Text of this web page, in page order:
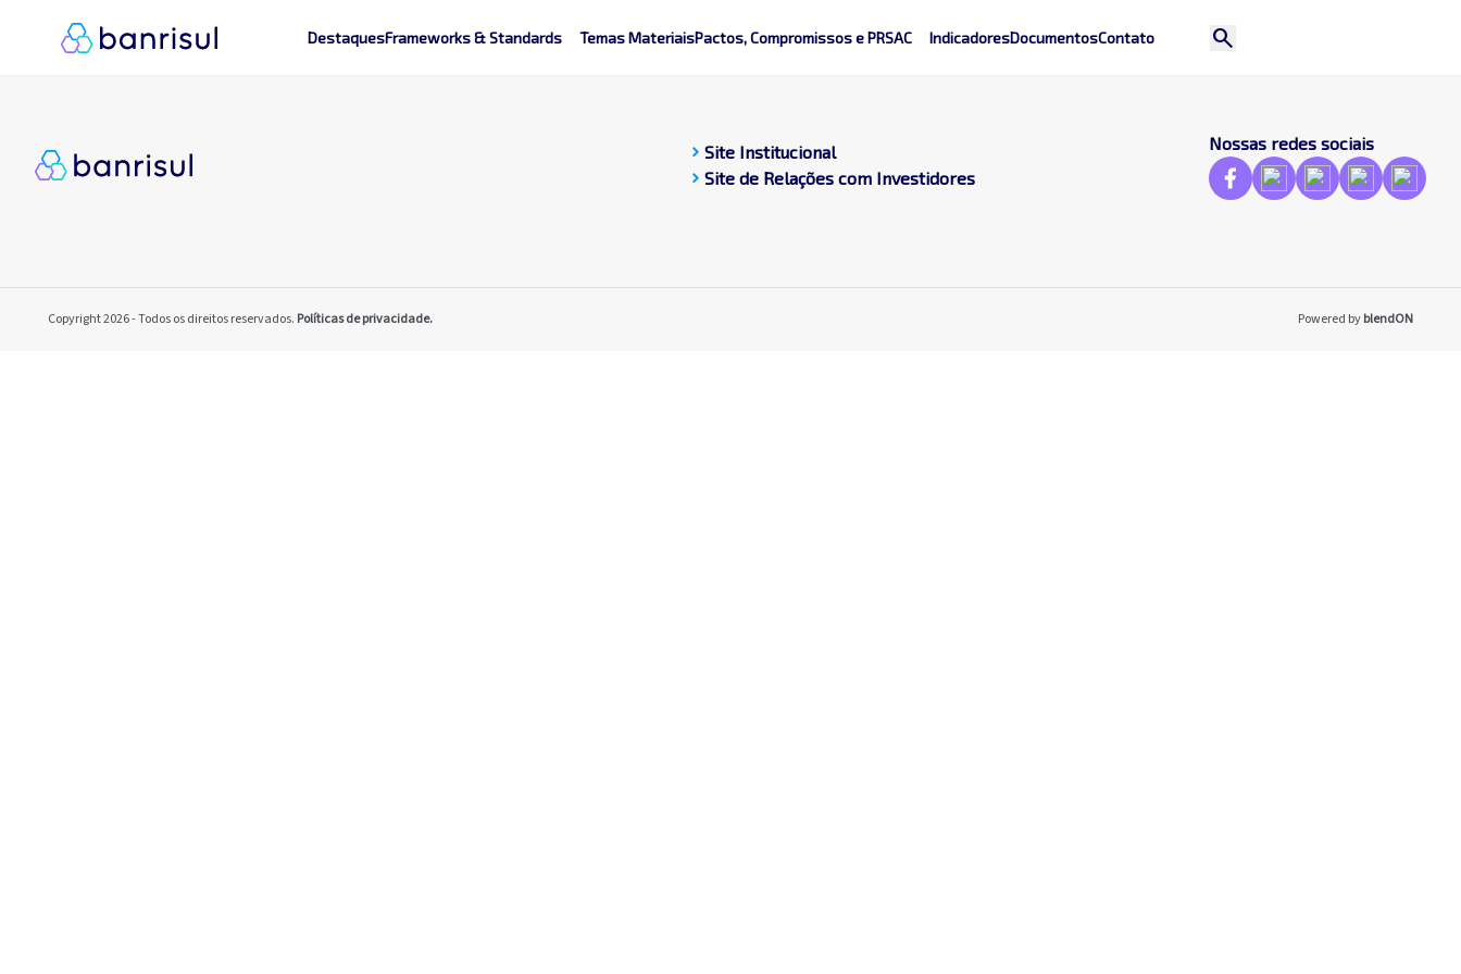
DestaquesFrameworks & Standards Temas MateriaisPactos, Compromissos e PRSAC IndicadoresDocumentosContato search
chevron_right Site Institucional
chevron_right Site de Relações com Investidores
Nossas redes sociais
Copyright 2026 - Todos os direitos reservados. Políticas de privacidade. Powered byblendON